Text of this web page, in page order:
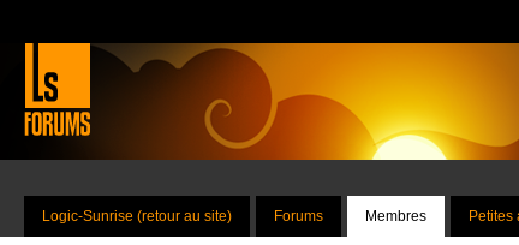
Logic-Sunrise (retour au site) Forums Membres Petites